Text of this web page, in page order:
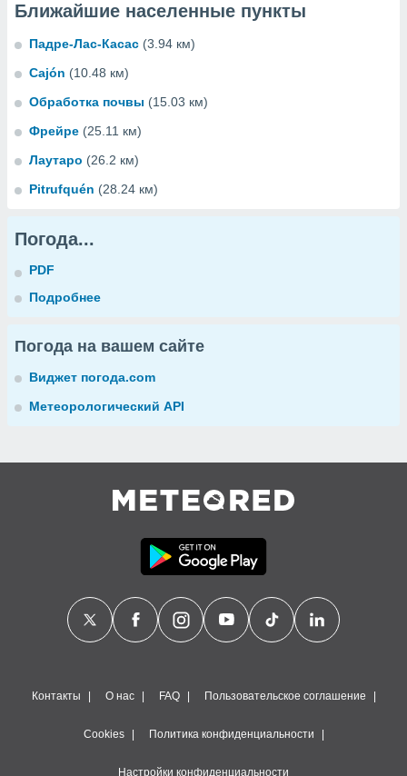
Ближайшие населенные пункты
Падре-Лас-Касас (3.94 км)
Cajón (10.48 км)
Обработка почвы (15.03 км)
Фрейре (25.11 км)
Лаутаро (26.2 км)
Pitrufquén (28.24 км)
Погода...
PDF
Подробнее
Погода на вашем сайте
Виджет погода.com
Метеорологический API
Контакты О нас FAQ Пользовательское соглашение
Cookies Политика конфиденциальности
Настройки конфиденциальности